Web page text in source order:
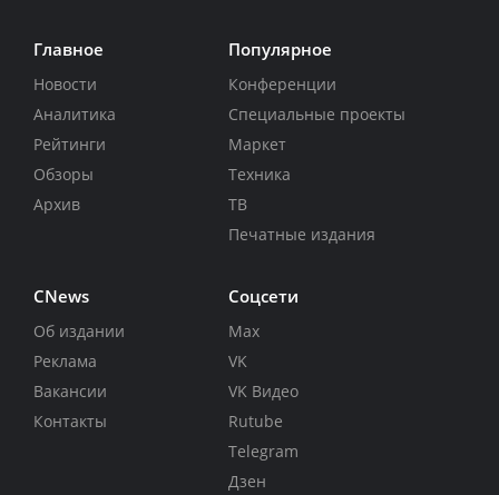
Главное
Новости
Аналитика
Рейтинги
Обзоры
Архив
Популярное
Конференции
Специальные проекты
Маркет
Техника
ТВ
Печатные издания
CNews
Об издании
Реклама
Вакансии
Контакты
Соцсети
Max
VK
VK Видео
Rutube
Telegram
Дзен